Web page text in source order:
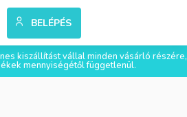
BELÉPÉS
kiszállítást vállal minden vásárló részére,
mennyiségétől függetlenül.